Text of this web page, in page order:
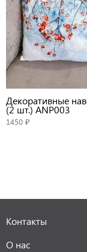
Декоративные
(2 шт.) ANP003
1450 ₽
Контакты
О нас